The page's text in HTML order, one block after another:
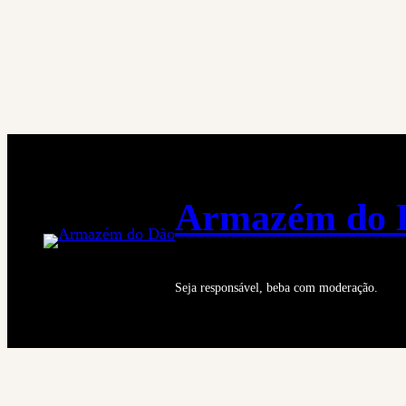
Armazém do
Seja responsável, beba com moderação.